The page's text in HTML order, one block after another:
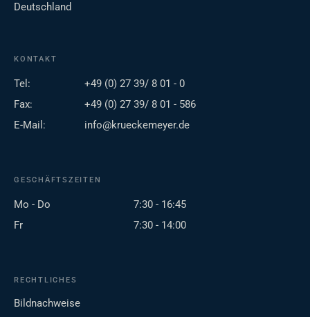
Deutschland
KONTAKT
Tel:
+49 (0) 27 39/ 8 01 - 0
Fax:
+49 (0) 27 39/ 8 01 - 586
E-Mail:
info@krueckemeyer.de
GESCHÄFTSZEITEN
Mo - Do
7:30 - 16:45
Fr
7:30 - 14:00
RECHTLICHES
Bildnachweise